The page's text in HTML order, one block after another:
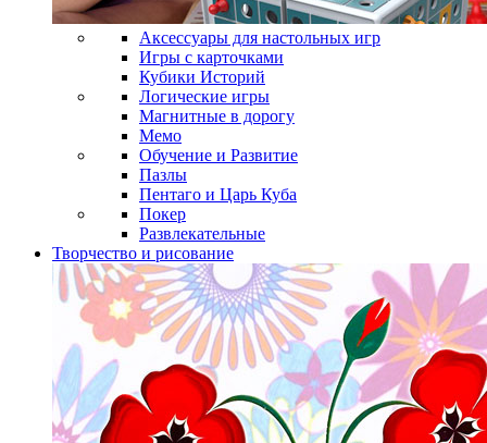
Аксессуары для настольных игр
Игры с карточками
Кубики Историй
Логические игры
Магнитные в дорогу
Мемо
Обучение и Развитие
Пазлы
Пентаго и Царь Куба
Покер
Развлекательные
Творчество и рисование